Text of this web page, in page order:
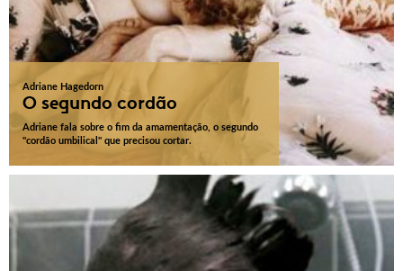
Adriane Hagedorn
O segundo cordão
Adriane fala sobre o fim da amamentação, o segundo
"cordão umbilical" que precisou cortar.